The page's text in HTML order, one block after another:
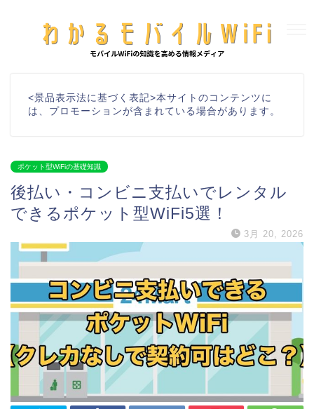
<景品表示法に基づく表記>本サイトのコンテンツに
は、プロモーションが含まれている場合があります。
ポケット型WiFiの基礎知識
後払い・コンビニ支払いでレンタル
できるポケット型WiFi5選！
3月 20, 2026